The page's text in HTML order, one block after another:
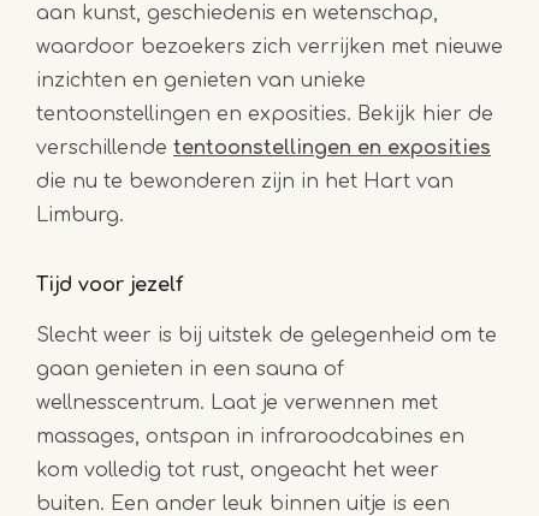
aan kunst, geschiedenis en wetenschap,
waardoor bezoekers zich verrijken met nieuwe
inzichten en genieten van unieke
tentoonstellingen en exposities. Bekijk hier de
verschillende tentoonstellingen en exposities
die nu te bewonderen zijn in het Hart van
Limburg.
Tijd voor jezelf
Slecht weer is bij uitstek de gelegenheid om te
gaan genieten in een sauna of
wellnesscentrum. Laat je verwennen met
massages, ontspan in infraroodcabines en
kom volledig tot rust, ongeacht het weer
buiten. Een ander leuk binnen uitje is een